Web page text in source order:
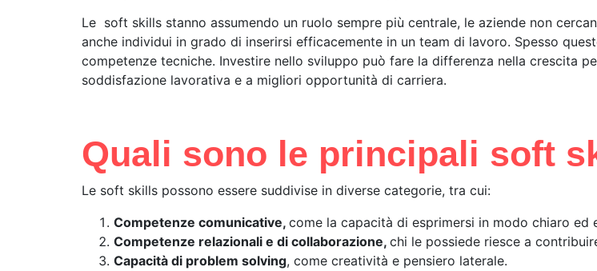
Le soft skills stanno assumendo un ruolo sempre più centrale, le aziende non
anche individui in grado di inserirsi efficacemente in un team di lavoro. Spesso
competenze tecniche. Investire nello sviluppo può fare la differenza nella crescita
soddisfazione lavorativa e a migliori opportunità di carriera.
Quali sono le principali soft
Le soft skills possono essere suddivise in diverse categorie, tra cui:
Competenze comunicative, come la capacità di esprimersi in modo chiaro
Competenze relazionali e di collaborazione, chi le possiede riesce a
Capacità di problem solving, come creatività e pensiero laterale.